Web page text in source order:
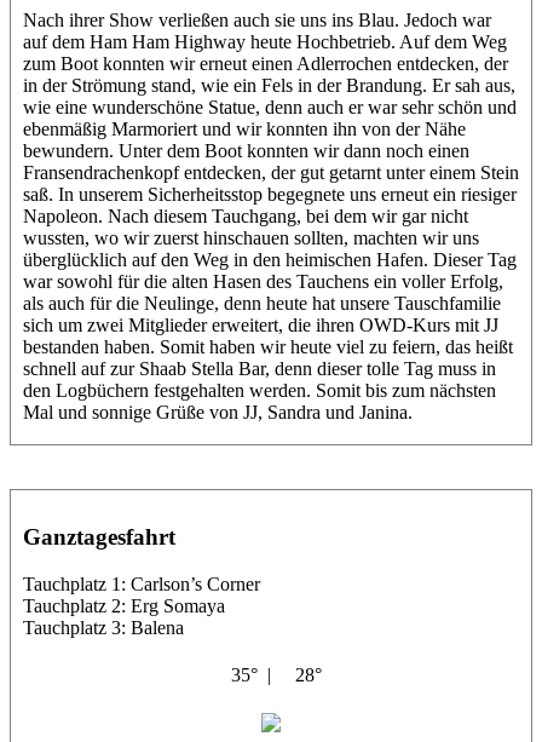
Nach ihrer Show verließen auch sie uns ins Blau. Jedoch war
auf dem Ham Ham Highway heute Hochbetrieb. Auf dem Weg
zum Boot konnten wir erneut einen Adlerrochen entdecken, der
in der Strömung stand, wie ein Fels in der Brandung. Er sah aus,
wie eine wunderschöne Statue, denn auch er war sehr schön und
ebenmäßig Marmoriert und wir konnten ihn von der Nähe
bewundern. Unter dem Boot konnten wir dann noch einen
Fransendrachenkopf entdecken, der gut getarnt unter einem Stein
saß. In unserem Sicherheitsstop begegnete uns erneut ein riesiger
Napoleon. Nach diesem Tauchgang, bei dem wir gar nicht
wussten, wo wir zuerst hinschauen sollten, machten wir uns
überglücklich auf den Weg in den heimischen Hafen. Dieser Tag
war sowohl für die alten Hasen des Tauchens ein voller Erfolg,
als auch für die Neulinge, denn heute hat unsere Tauschfamilie
sich um zwei Mitglieder erweitert, die ihren OWD-Kurs mit JJ
bestanden haben. Somit haben wir heute viel zu feiern, das heißt
schnell auf zur Shaab Stella Bar, denn dieser tolle Tag muss in
den Logbüchern festgehalten werden. Somit bis zum nächsten
Mal und sonnige Grüße von JJ, Sandra und Janina.
Ganztagesfahrt
Tauchplatz 1: Carlson’s Corner
Tauchplatz 2: Erg Somaya
Tauchplatz 3: Balena
35° | 28°